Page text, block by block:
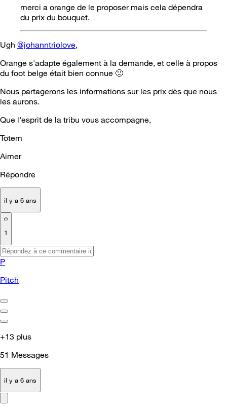
merci a orange de le proposer mais cela dépendra
du prix du bouquet.
Ugh @johanntriolove,
Orange s'adapte également à la demande, et celle à propos
du foot belge était bien connue 🙂
Nous partagerons les informations sur les prix dès que nous
les aurons.
Que l'esprit de la tribu vous accompagne,
Totem
Aimer
Répondre
il y a 6 ans
1
P
Pitch
+13 plus
51 Messages
il y a 6 ans